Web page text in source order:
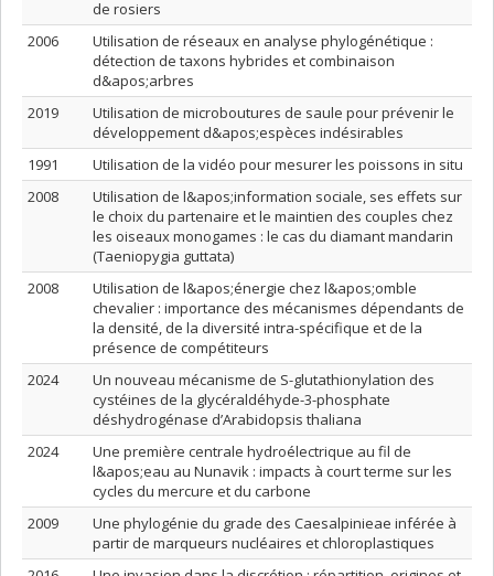
de rosiers
2006
Utilisation de réseaux en analyse phylogénétique :
détection de taxons hybrides et combinaison
d&apos;arbres
2019
Utilisation de microboutures de saule pour prévenir le
développement d&apos;espèces indésirables
1991
Utilisation de la vidéo pour mesurer les poissons in situ
2008
Utilisation de l&apos;information sociale, ses effets sur
le choix du partenaire et le maintien des couples chez
les oiseaux monogames : le cas du diamant mandarin
(Taeniopygia guttata)
2008
Utilisation de l&apos;énergie chez l&apos;omble
chevalier : importance des mécanismes dépendants de
la densité, de la diversité intra-spécifique et de la
présence de compétiteurs
2024
Un nouveau mécanisme de S-glutathionylation des
cystéines de la glycéraldéhyde-3-phosphate
déshydrogénase d’Arabidopsis thaliana
2024
Une première centrale hydroélectrique au fil de
l&apos;eau au Nunavik : impacts à court terme sur les
cycles du mercure et du carbone
2009
Une phylogénie du grade des Caesalpinieae inférée à
partir de marqueurs nucléaires et chloroplastiques